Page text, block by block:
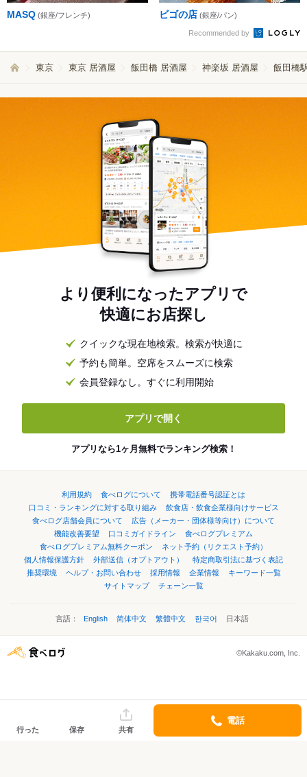
MASQ (銀座/フレンチ) ビゴの店 (銀座/パン)
Recommended by
東京 東京 居酒屋 飯田橋 居酒屋 神楽坂 居酒屋 飯田橋
より便利になったアプリで
快適にお店探し
クイックな現在地検索。検索が快適に
予約も簡単。空席をスムーズに検索
会員登録なし。すぐに利用開始
アプリで開く
アプリなら1ヶ月無料でランキング検索！
利用規約 食べログについて
携帯電話番号認証とは
口コミ・ランキングに対する取り組み
飲食店・飲食企業様向けサービス
食べログ店舗会員について
広告（メーカー・団体様等向け）について
機能改善要望
口コミガイドライン
食べログプレミアム
食べログプレミアム無料クーポン
ネット予約（リクエスト予約）
個人情報保護方針
外部送信（オプトアウト）
特定商取引法に基づく表記
推奨環境
ヘルプ・お問い合わせ 採用情報 企業情報
キーワード一覧
サイトマップ
チェーン一覧
言語： English 简体中文 繁體中文 한국어 日本語
©Kakaku.com, Inc.
行った 保存 共有
電話